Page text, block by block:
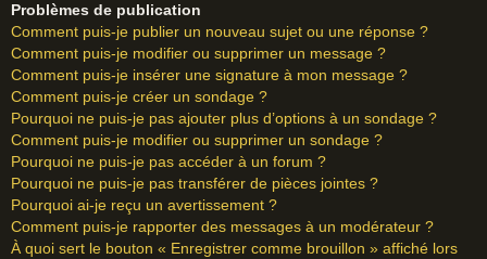
Problèmes de publication
Comment puis-je publier un nouveau sujet ou une réponse ?
Comment puis-je modifier ou supprimer un message ?
Comment puis-je insérer une signature à mon message ?
Comment puis-je créer un sondage ?
Pourquoi ne puis-je pas ajouter plus d’options à un sondage ?
Comment puis-je modifier ou supprimer un sondage ?
Pourquoi ne puis-je pas accéder à un forum ?
Pourquoi ne puis-je pas transférer de pièces jointes ?
Pourquoi ai-je reçu un avertissement ?
Comment puis-je rapporter des messages à un modérateur ?
À quoi sert le bouton « Enregistrer comme brouillon » affiché lors